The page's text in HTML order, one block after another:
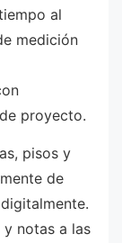
al
medición
proyecto.
pisos y
de
notas a las